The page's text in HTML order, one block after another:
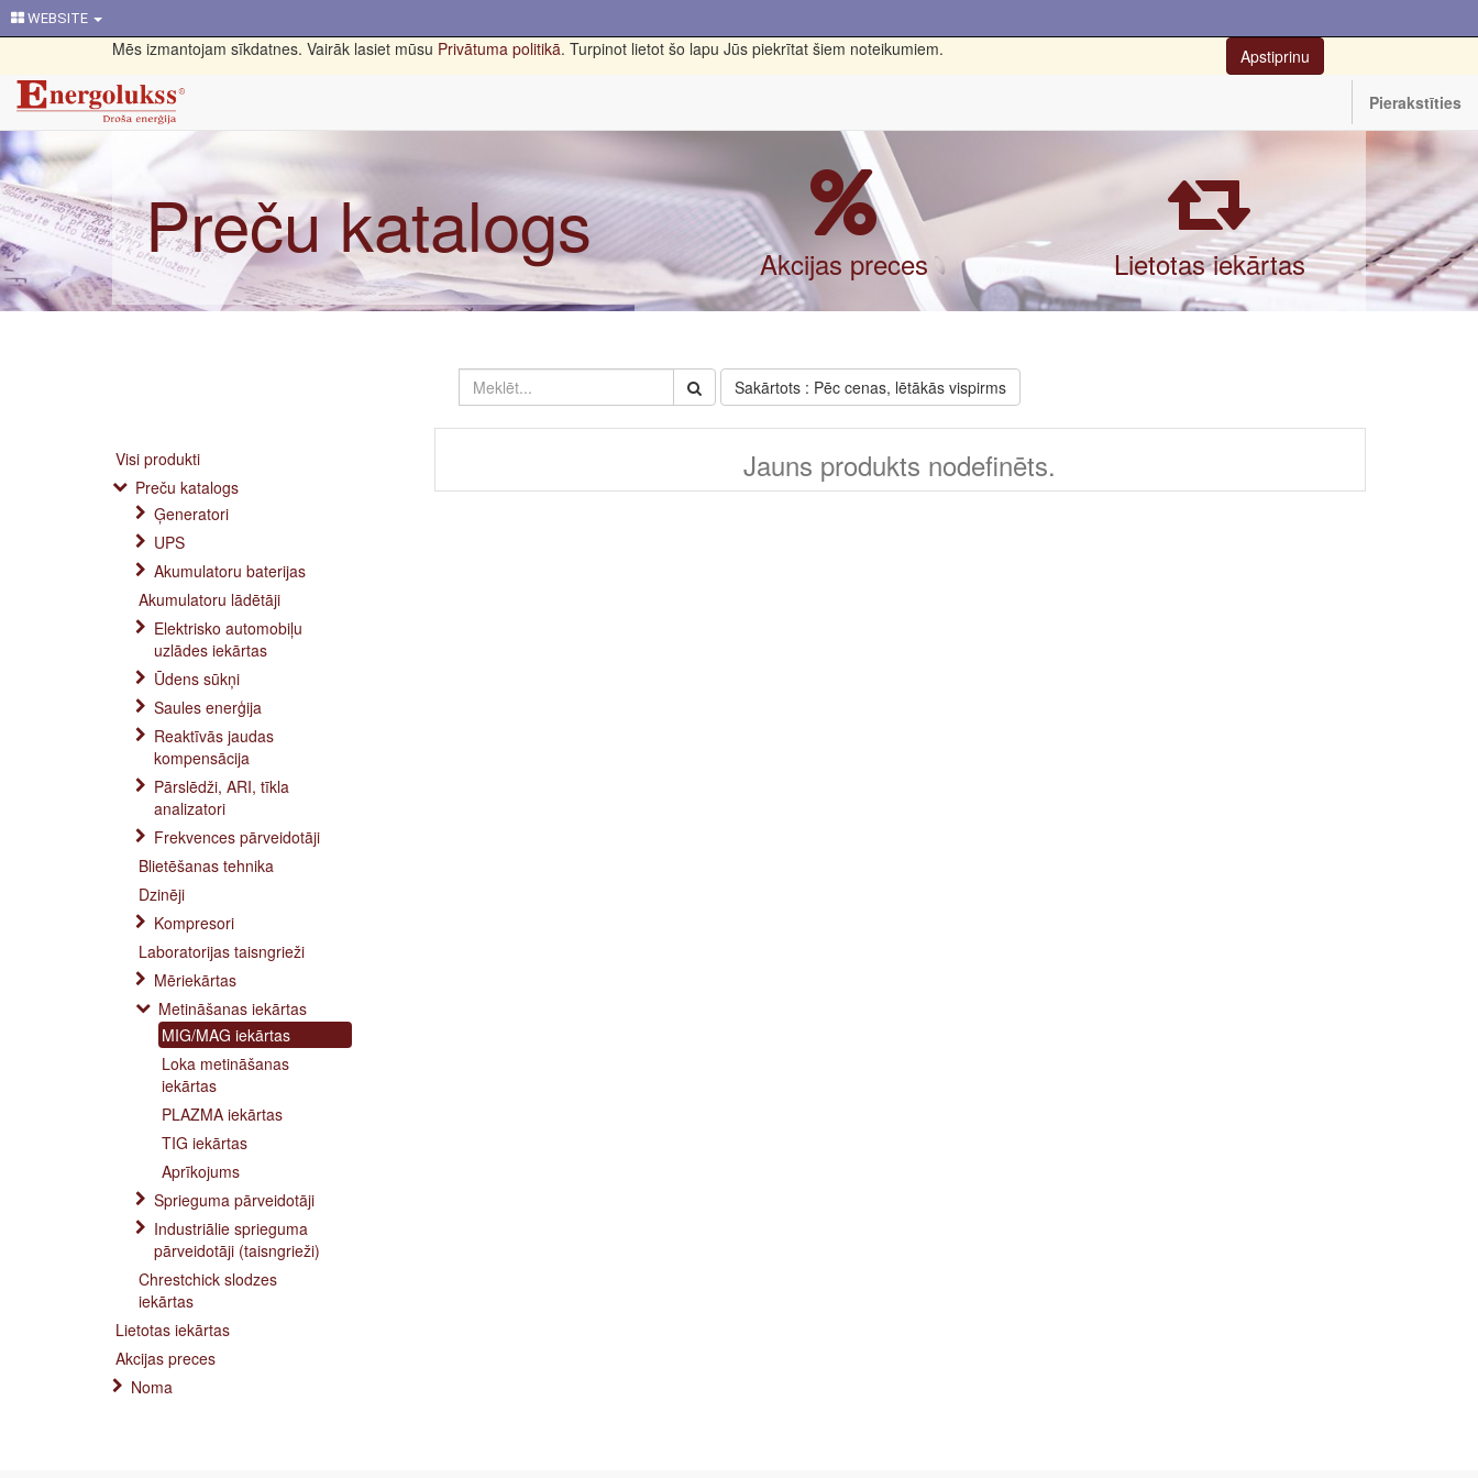
WEBSITE
Mēs izmantojam sīkdatnes. Vairāk lasiet mūsu Privātuma politikā. Turpinot lietot šo lapu Jūs piekrītat šiem noteikumiem. Apstiprinu
Pierakstīties
Preču katalogs Akcijas preces Lietotas iekārtas
Sakārtots : Pēc cenas, lētākās vispirms
Visi produkti
Preču katalogs
Ģeneratori
UPS
Akumulatoru baterijas
Akumulatoru lādētāji
Elektrisko automobiļu
uzlādes iekārtas
Ūdens sūkņi
Saules enerģija
Reaktīvās jaudas
kompensācija
Pārslēdži, ARI, tīkla
analizatori
Frekvences pārveidotāji
Blietēšanas tehnika
Dzinēji
Kompresori
Laboratorijas taisngrieži
Mēriekārtas
Metināšanas iekārtas
MIG/MAG iekārtas
Loka metināšanas
iekārtas
PLAZMA iekārtas
TIG iekārtas
Aprīkojums
Sprieguma pārveidotāji
Industriālie sprieguma
pārveidotāji (taisngrieži)
Chrestchick slodzes
iekārtas
Lietotas iekārtas
Akcijas preces
Noma
Jauns produkts nodefinēts.